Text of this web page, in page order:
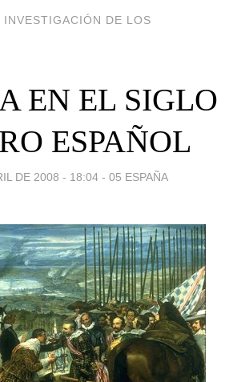
INVESTIGACIÓN DE LOS
EN EL SIGLO
ESPAÑOL
DE 2008 - 18:04 - 05 ESPAÑA